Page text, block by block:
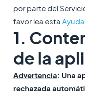
por parte del
favor lea esta
1.
de la
Advertencia: Una
rechazada